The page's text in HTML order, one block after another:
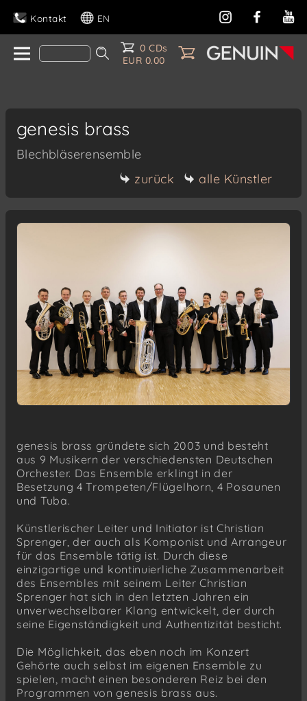
Kontakt EN
0 CDs
EUR 0.00
genesis brass
Blechbläserensemble
zurück
alle Künstler
genesis brass gründete sich 2003 und besteht
aus 9 Musikern der verschiedensten Deutschen
Orchester. Das Ensemble erklingt in der
Besetzung 4 Trompeten/Flügelhorn, 4 Posaunen
und Tuba.
Künstlerischer Leiter und Initiator ist Christian
Sprenger, der auch als Komponist und Arrangeur
für das Ensemble tätig ist. Durch diese
einzigartige und kontinuierliche Zusammenarbeit
des Ensembles mit seinem Leiter Christian
Sprenger hat sich in den letzten Jahren ein
unverwechselbarer Klang entwickelt, der durch
seine Eigenständigkeit und Authentizität besticht.
Die Möglichkeit, das eben noch im Konzert
Gehörte auch selbst im eigenen Ensemble zu
spielen, macht einen besonderen Reiz bei den
Programmen von genesis brass aus.